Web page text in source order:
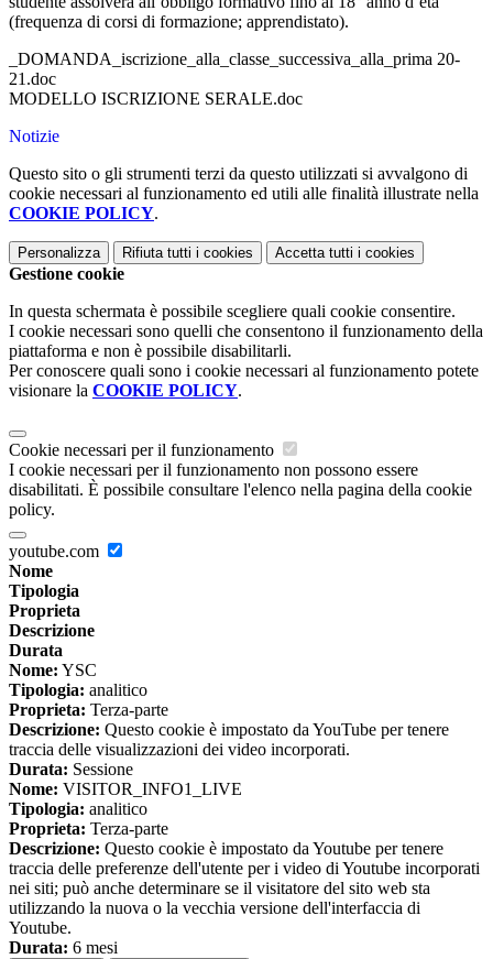
(frequenza di corsi di formazione; apprendistato).
_DOMANDA_iscrizione_alla_classe_successiva_alla_prima 20-
21.doc
MODELLO ISCRIZIONE SERALE.doc
Notizie
Questo sito o gli strumenti terzi da questo utilizzati si avvalgono di
cookie necessari al funzionamento ed utili alle finalità illustrate nella
COOKIE POLICY.
Personalizza Rifiuta tutti i cookies Accetta tutti i cookies
Gestione cookie
In questa schermata è possibile scegliere quali cookie consentire.
I cookie necessari sono quelli che consentono il funzionamento della
piattaforma e non è possibile disabilitarli.
Per conoscere quali sono i cookie necessari al funzionamento potete
visionare la COOKIE POLICY.
Cookie necessari per il funzionamento
I cookie necessari per il funzionamento non possono essere
disabilitati. È possibile consultare l'elenco nella pagina della cookie
policy.
youtube.com
Nome
Tipologia
Proprieta
Descrizione
Durata
Nome: YSC
Tipologia: analitico
Proprieta: Terza-parte
Descrizione: Questo cookie è impostato da YouTube per tenere
traccia delle visualizzazioni dei video incorporati.
Durata: Sessione
Nome: VISITOR_INFO1_LIVE
Tipologia: analitico
Proprieta: Terza-parte
Descrizione: Questo cookie è impostato da Youtube per tenere
traccia delle preferenze dell'utente per i video di Youtube incorporati
nei siti; può anche determinare se il visitatore del sito web sta
utilizzando la nuova o la vecchia versione dell'interfaccia di
Youtube.
Durata: 6 mesi